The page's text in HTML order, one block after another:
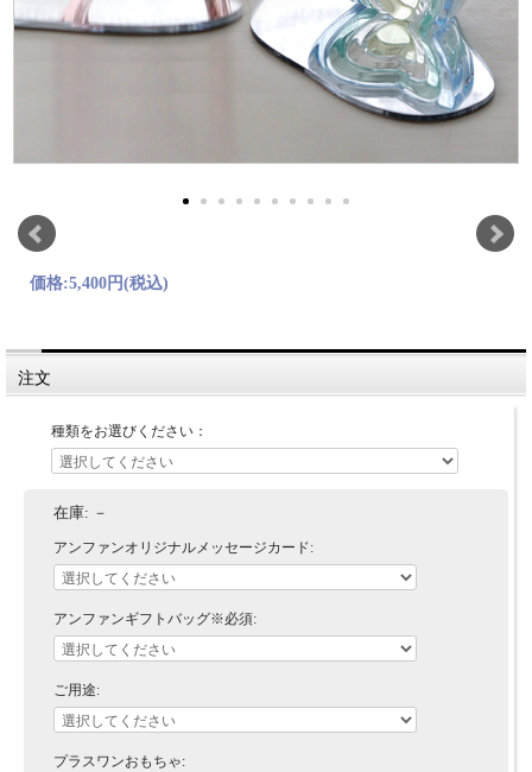
価格:5,400円(税込)
注文
種類をお選びください：
在庫: －
アンファンオリジナルメッセージカード:
アンファンギフトバッグ※必須:
ご用途:
プラスワンおもちゃ: